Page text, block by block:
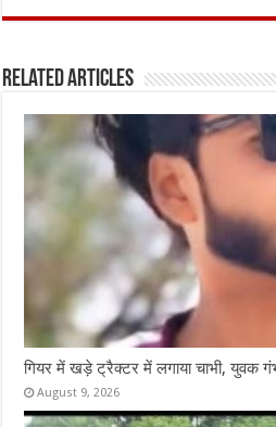
ce
o
o
k
it
r
at
A
p
p
ai ar
Related Articles
गियर में खड़े ट्रैक्टर में लगाया चाभी, युवक
August 9, 2026